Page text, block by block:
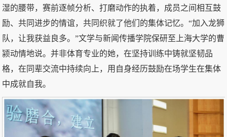
湿的腰带，赛前逐帧分析、打磨动作的执着，成员之间相互鼓
励、共同进步的情谊，共同织就了他们的集体记忆。“加入龙狮
队，让我获益良多。”文学与新闻传播学院保研至上海大学的曹
颍动情地说。并非体育专业的她，在坚持训练中铸就坚韧品
格，在同辈交流中持续向上，用自身经历鼓励在场学生在集体
中成就自我。